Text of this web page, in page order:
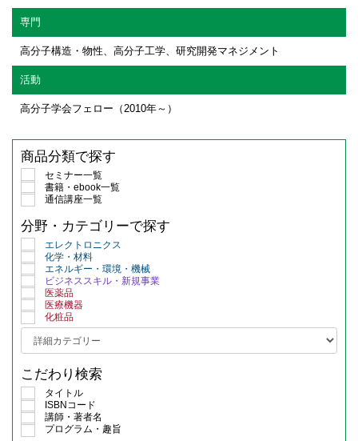
専門
高分子構造・物性、高分子工学、研究開発マネジメント
活動
高分子学会フェロー（2010年～）
商品分類で探す
セミナー一覧
書籍・ebook一覧
通信講座一覧
分野・カテゴリーで探す
エレクトロニクス
化学・材料
エネルギー・環境・機械
ビジネススキル・新規事業
医薬品
医療機器
化粧品
こだわり検索
タイトル
ISBNコード
講師・著者名
プログラム・趣旨